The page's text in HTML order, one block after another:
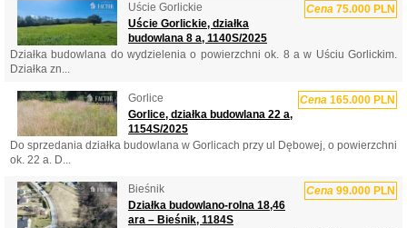
Uście Gorlickie Cena 75.000 PLN
Uście Gorlickie, działka
budowlana 8 a, 1140S/2025
Działka budowlana do wydzielenia o powierzchni ok. 8 a w Uściu Gorlickim.
Działka zn...
Gorlice Cena 165.000 PLN
Gorlice, działka budowlana 22 a,
1154S/2025
Do sprzedania działka budowlana w Gorlicach przy ul Dębowej, o powierzchni
ok. 22 a. D...
Bieśnik Cena 99.000 PLN
Działka budowlano-rolna 18,46
ara – Bieśnik, 1184S